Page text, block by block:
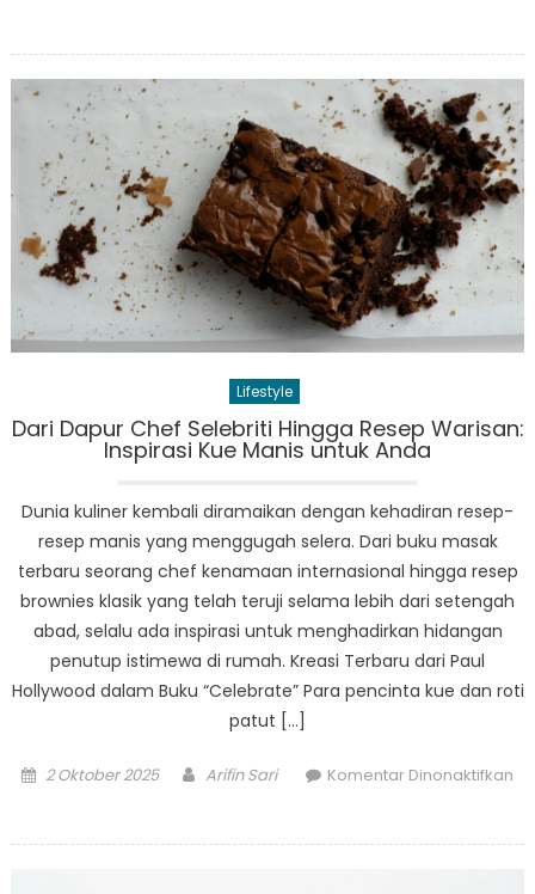
Indonesia:
Menyorot
Permata
Tersembunyi
di
Tengah
Tren
Global
Lifestyle
Dari Dapur Chef Selebriti Hingga Resep Warisan:
Inspirasi Kue Manis untuk Anda
Dunia kuliner kembali diramaikan dengan kehadiran resep-
resep manis yang menggugah selera. Dari buku masak
terbaru seorang chef kenamaan internasional hingga resep
brownies klasik yang telah teruji selama lebih dari setengah
abad, selalu ada inspirasi untuk menghadirkan hidangan
penutup istimewa di rumah. Kreasi Terbaru dari Paul
Hollywood dalam Buku “Celebrate” Para pencinta kue dan roti
patut […]
Posted
2 Oktober 2025 Author
Arifin Sari
Komentar Dinonaktifkan